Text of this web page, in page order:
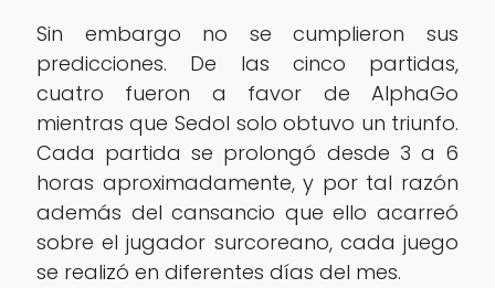
Sin embargo no se cumplieron sus
predicciones. De las cinco partidas,
cuatro fueron a favor de AlphaGo
mientras que Sedol solo obtuvo un triunfo.
Cada partida se prolongó desde 3 a 6
horas aproximadamente, y por tal razón
además del cansancio que ello acarreó
sobre el jugador surcoreano, cada juego
se realizó en diferentes días del mes.